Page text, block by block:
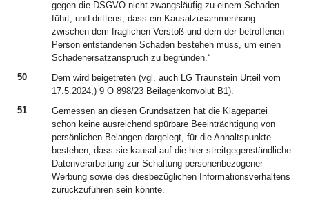
gegen die DSGVO nicht zwangsläufig zu einem Schaden
führt, und drittens, dass ein Kausalzusammenhang
zwischen dem fraglichen Verstoß und dem der betroffenen
Person entstandenen Schaden bestehen muss, um einen
Schadenersatzanspruch zu begründen.“
50
Dem wird beigetreten (vgl. auch LG Traunstein Urteil vom
17.5.2024,) 9 O 898/23 Beilagenkonvolut B1).
51
Gemessen an diesen Grundsätzen hat die Klagepartei
schon keine ausreichend spürbare Beeinträchtigung von
persönlichen Belangen dargelegt, für die Anhaltspunkte
bestehen, dass sie kausal auf die hier streitgegenständliche
Datenverarbeitung zur Schaltung personenbezogener
Werbung sowie des diesbezüglichen Informationsverhaltens
zurückzuführen sein könnte.